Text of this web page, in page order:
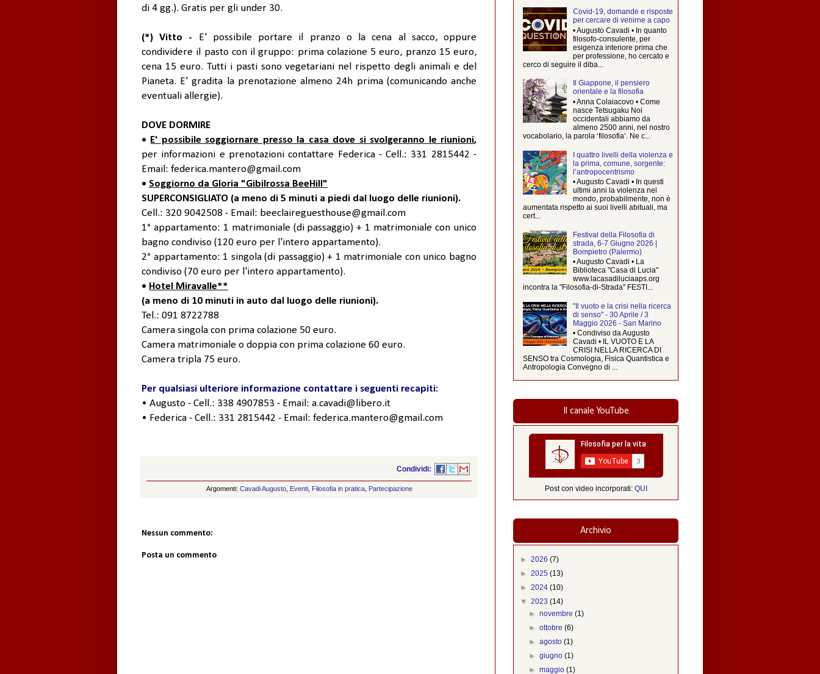
di 4 gg.). Gratis per gli under 30.
(*) Vitto - E' possibile portare il pranzo o la cena al sacco, oppure
condividere il pasto con il gruppo: prima colazione 5 euro, pranzo 15 euro,
cena 15 euro. Tutti i pasti sono vegetariani nel rispetto degli animali e del
Pianeta. E' gradita la prenotazione almeno 24h prima (comunicando anche
eventuali allergie).
DOVE DORMIRE
• E' possibile soggiornare presso la casa dove si svolgeranno le riunioni,
per informazioni e prenotazioni contattare Federica - Cell.: 331 2815442 -
Email: federica.mantero@gmail.com
• Soggiorno da Gloria "Gibilrossa BeeHill"
SUPERCONSIGLIATO (a meno di 5 minuti a piedi dal luogo delle riunioni).
Cell.: 320 9042508 - Email: beeclaireguesthouse@gmail.com
1° appartamento: 1 matrimoniale (di passaggio) + 1 matrimoniale con unico
bagno condiviso (120 euro per l'intero appartamento).
2° appartamento: 1 singola (di passaggio) + 1 matrimoniale con unico bagno
condiviso (70 euro per l'intero appartamento).
• Hotel Miravalle**
(a meno di 10 minuti in auto dal luogo delle riunioni).
Tel.: 091 8722788
Camera singola con prima colazione 50 euro.
Camera matrimoniale o doppia con prima colazione 60 euro.
Camera tripla 75 euro.
Per qualsiasi ulteriore informazione contattare i seguenti recapiti:
• Augusto - Cell.: 338 4907853 - Email: a.cavadi@libero.it
• Federica - Cell.: 331 2815442 - Email: federica.mantero@gmail.com
Condividi:
Argomenti: Cavadi Augusto, Eventi, Filosofia in pratica, Partecipazione
Nessun commento:
Posta un commento
Covid-19, domande e risposte
per cercare di venirne a capo
• Augusto Cavadi • In quanto
filosofo-consulente, per
esigenza interiore prima che
per professione, ho cercato e
cerco di seguire il diba...
Il Giappone, il pensiero
orientale e la filosofia
• Anna Colaiacovo • Come
nasce Tetsugaku Noi
occidentali abbiamo da
almeno 2500 anni, nel nostro
vocabolario, la parola ‘filosofia’. Ne c...
I quattro livelli della violenza e
la prima, comune, sorgente:
l’antropocentrismo
• Augusto Cavadi • In questi
ultimi anni la violenza nel
mondo, probabilmente, non è
aumentata rispetto ai suoi livelli abituali, ma
cert...
Festival della Filosofia di
strada, 6-7 Giugno 2026 |
Bompietro (Palermo)
• Augusto Cavadi • La
Biblioteca "Casa di Lucia"
www.lacasadiluciaaps.org
incontra la "Filosofia-di-Strada" FESTI...
"Il vuoto e la crisi nella ricerca
di senso" - 30 Aprile / 3
Maggio 2026 - San Marino
• Condiviso da Augusto
Cavadi • IL VUOTO E LA
CRISI NELLA RICERCA DI
SENSO tra Cosmologia, Fisica Quantistica e
Antropologia Convegno di ...
Il canale YouTube
Post con video incorporati: QUI
Archivio
► 2026 (7)
► 2025 (13)
► 2024 (10)
▼ 2023 (14)
►novembre(1)
►ottobre(6)
►agosto(1)
►giugno(1)
►maggio(1)